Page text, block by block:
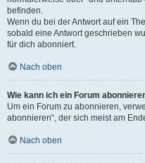
befinden.
Wenn du bei der Antwort auf ein
sobald eine Antwort geschrieben
für dich abonniert.
Nach oben
Wie kann ich ein Forum
Um ein Forum zu abonnieren,
abonnieren“, der sich meist am
Nach oben